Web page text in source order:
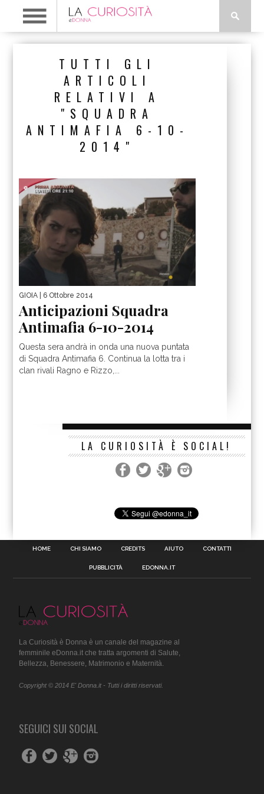
TUTTI GLI
ARTICOLI
RELATIVI A
"SQUADRA
ANTIMAFIA 6-10-
2014"
GIOIA | 6 Ottobre 2014
Anticipazioni Squadra
Antimafia 6-10-2014
Questa sera andrà in onda una nuova puntata
di Squadra Antimafia 6. Continua la lotta tra i
clan rivali Ragno e Rizzo,...
LA CURIOSITÀ È SOCIAL!
HOME CHI SIAMO CREDITS AIUTO CONTATTI
PUBBLICITÀ EDONNA.IT
La Curiosità è Donna è un canale del magazine al
femminile eDonna.it che tratta argomenti di Salute,
Bellezza, Benessere, Matrimonio e Maternità.
Copyright © 2014 E' Donna.it - Tutti i diritti riservati.
SEGUICI SUI SOCIAL